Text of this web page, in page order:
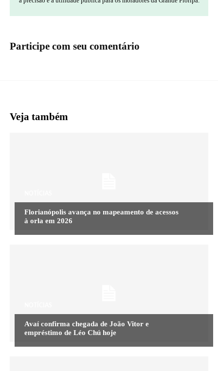
Participe com seu comentário
Veja também
Florianópolis avança no mapeamento de acessos
à orla em 2026
Avaí confirma chegada de João Vitor e
empréstimo de Léo Chú hoje